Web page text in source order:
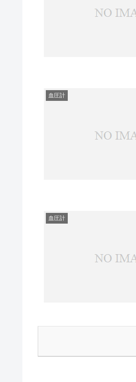
血圧計
血圧計